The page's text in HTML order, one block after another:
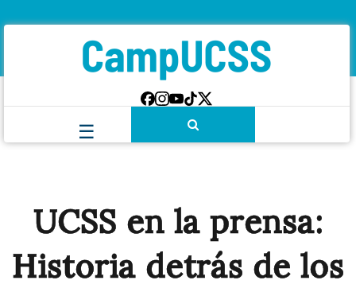
UCSS en la prensa:
Historia detrás de los